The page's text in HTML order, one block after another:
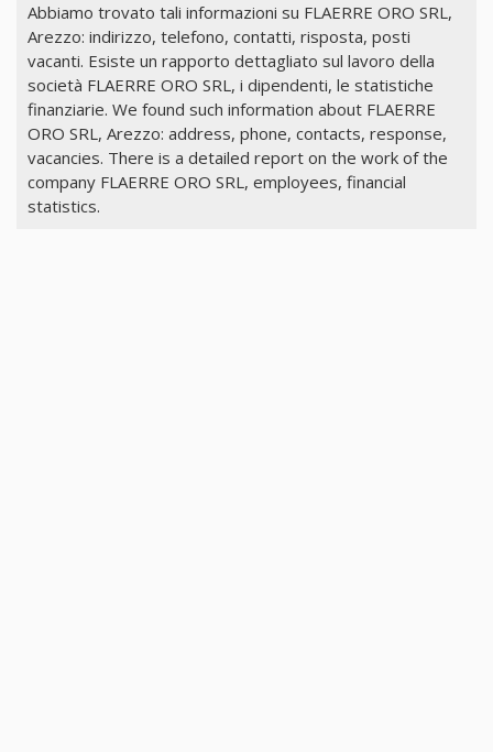
Abbiamo trovato tali informazioni su FLAERRE ORO SRL,
Arezzo: indirizzo, telefono, contatti, risposta, posti
vacanti. Esiste un rapporto dettagliato sul lavoro della
società FLAERRE ORO SRL, i dipendenti, le statistiche
finanziarie. We found such information about FLAERRE
ORO SRL, Arezzo: address, phone, contacts, response,
vacancies. There is a detailed report on the work of the
company FLAERRE ORO SRL, employees, financial
statistics.